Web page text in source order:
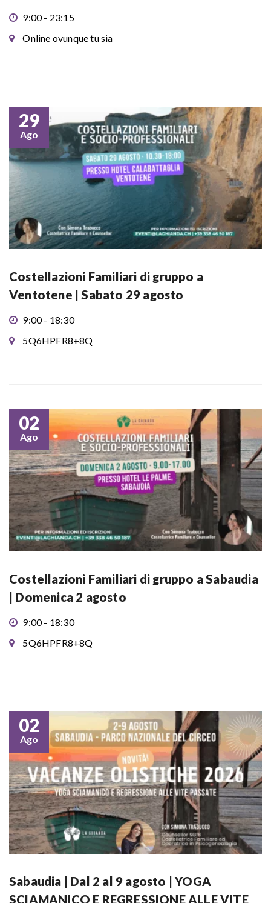
9:00 - 23:15
Online ovunque tu sia
29
Ago
Costellazioni Familiari di gruppo a
Ventotene | Sabato 29 agosto
9:00 - 18:30
5Q6HPFR8+8Q
02
Ago
Costellazioni Familiari di gruppo a Sabaudia
| Domenica 2 agosto
9:00 - 18:30
5Q6HPFR8+8Q
02
Ago
Sabaudia | Dal 2 al 9 agosto | YOGA
SCIAMANICO E REGRESSIONE ALLE VITE